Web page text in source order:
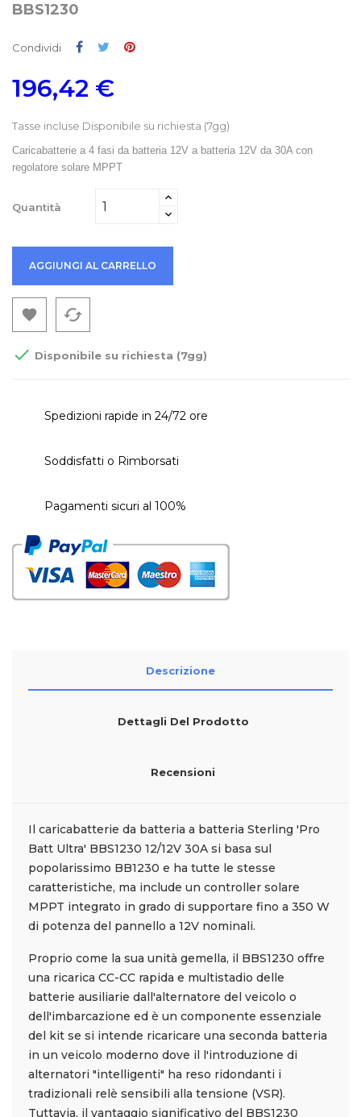
BBS1230
Condividi Condividi
Twitta
196,42 €
Tasse incluse Disponibile su richiesta (7gg)
Caricabatterie a 4 fasi da batteria 12V a batteria 12V da 30A con
regolatore solare MPPT
Quantità
AGGIUNGI AL CARRELLO
 cached
 Disponibile su richiesta (7gg)
Spedizioni rapide in 24/72 ore
Soddisfatti o Rimborsati
Pagamenti sicuri al 100%
Descrizione
Dettagli Del Prodotto
Recensioni
Il caricabatterie da batteria a batteria Sterling 'Pro
Batt Ultra' BBS1230 12/12V 30A si basa sul
popolarissimo BB1230 e ha tutte le stesse
caratteristiche, ma include un controller solare
MPPT integrato in grado di supportare fino a 350 W
di potenza del pannello a 12V nominali.
Proprio come la sua unità gemella, il BBS1230 offre
una ricarica CC-CC rapida e multistadio delle
batterie ausiliarie dall'alternatore del veicolo o
dell'imbarcazione ed è un componente essenziale
del kit se si intende ricaricare una seconda batteria
in un veicolo moderno dove il l'introduzione di
alternatori "intelligenti" ha reso ridondanti i
tradizionali relè sensibili alla tensione (VSR).
Tuttavia, il vantaggio significativo del BBS1230